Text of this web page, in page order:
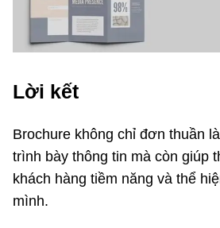
Lời kết
Brochure không chỉ đơn thuần
trình bày thông tin mà còn giúp
khách hàng tiềm năng và thể
mình.